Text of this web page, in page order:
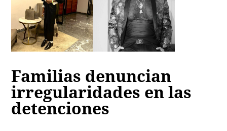
Familias denuncian
irregularidades en las
detenciones